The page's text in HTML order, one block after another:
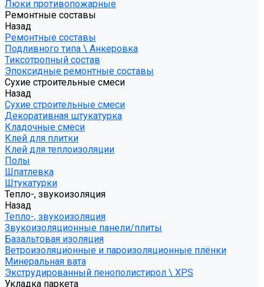
Люки противопожарные
Ремонтные составы
Назад
Ремонтные составы
Подливного типа \ Анкеровка
Тиксотропный состав
Эпоксидные ремонтные составы
Сухие строительные смеси
Назад
Сухие строительные смеси
Декоративная штукатурка
Кладочные смеси
Клей для плитки
Клей для теплоизоляции
Полы
Шпатлевка
Штукатурки
Тепло-, звукоизоляция
Назад
Тепло-, звукоизоляция
Звукоизоляционные панели/плиты
Базальтовая изоляция
Ветроизоляционные и пароизоляционные плёнки
Минеральная вата
Экструдированный пенополистирол \ XPS
Укладка паркета